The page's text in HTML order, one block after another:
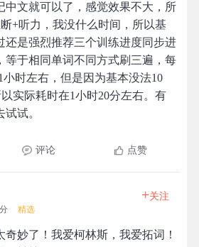
中文就可以了，感觉效果不大，所
+听力，我没什么时间，所以基
还是强烈推荐三个训练进度同步进
等于相同单词不同方式刷三遍，每
小时左右，但是因为基本没法10
实际耗时在1小时20分左右。有
试。
评论 点赞
精选
+关注
奇妙了！我爱柯林斯，我爱拓词！